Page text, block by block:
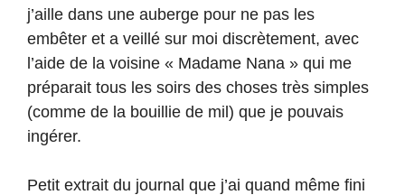
j’aille dans une auberge pour ne pas les
embêter et a veillé sur moi discrètement, avec
l’aide de la voisine « Madame Nana » qui me
préparait tous les soirs des choses très simples
(comme de la bouillie de mil) que je pouvais
ingérer.
Petit extrait du journal que j’ai quand même fini